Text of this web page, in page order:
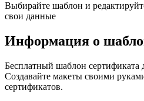
Выбирайте шаблон и
свои данные
Информация о
Бесплатный шаблон сертификата
Создавайте макеты своими
сертификатов.